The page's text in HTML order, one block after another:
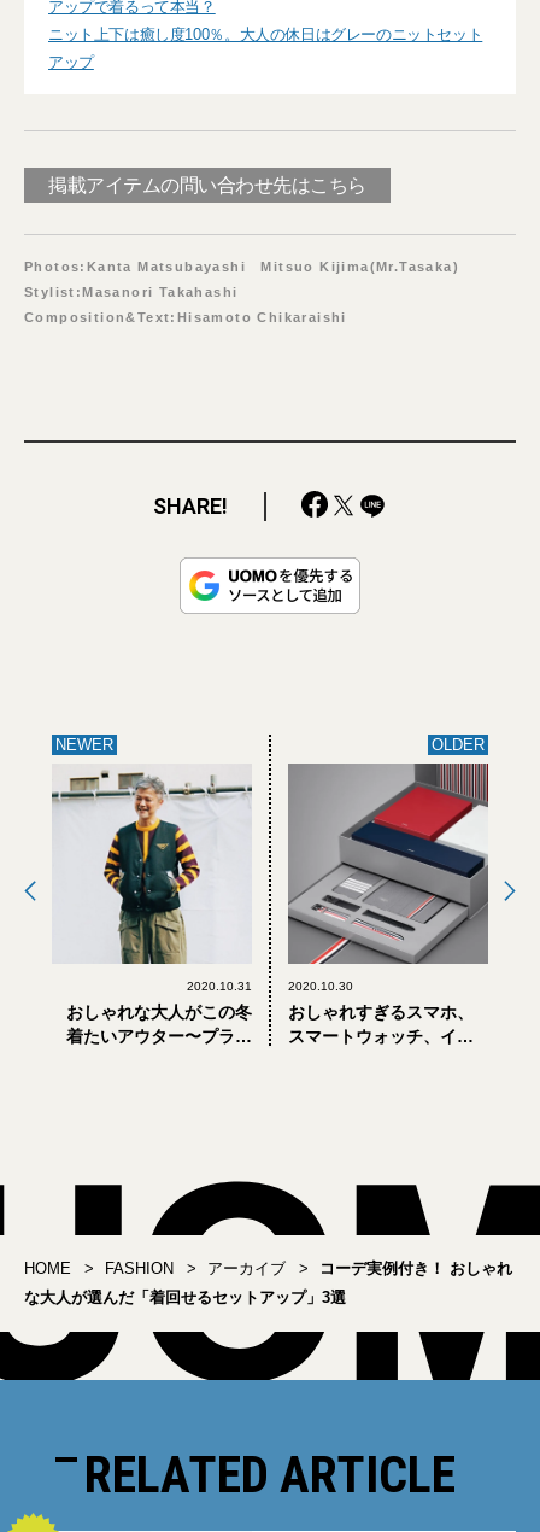
アップで着るって本当？
ニット上下は癒し度100％。大人の休日はグレーのニットセット
アップ
掲載アイテムの問い合わせ先はこちら
Photos:Kanta Matsubayashi Mitsuo Kijima(Mr.Tasaka)
Stylist:Masanori Takahashi
Composition&Text:Hisamoto Chikaraishi
SHARE!
NEWER
2020.10.31
おしゃれな大人がこの冬
着たいアウター〜プラダ
OLDER
2020.10.30
おしゃれすぎるスマホ、
スマートウォッチ、イヤ
HOME FASHION アーカイブ
コーデ実例付き！ おしゃれ
な大人が選んだ「着回せるセットアップ」3選
RELATED ARTICLE